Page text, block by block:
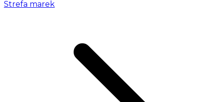
Strefa marek